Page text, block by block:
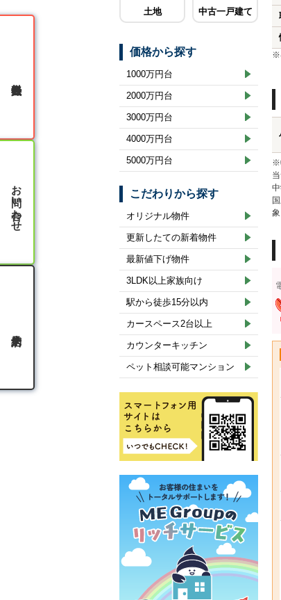
※
※
土地 中古一戸建て
価格から探す
1000万円台
2000万円台
3000万円台
4000万円台
5000万円台
こだわりから探す
オリジナル物件
更新したての新着物件
最新値下げ物件
3LDK以上家族向け
駅から徒歩15分以内
カースペース2台以上
カウンターキッチン
ペット相談可能マンション
お問い合わせ